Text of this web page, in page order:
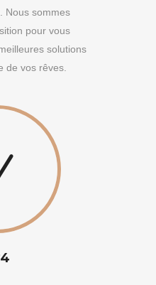
Nous sommes
pour vous
solutions
de vos rêves.